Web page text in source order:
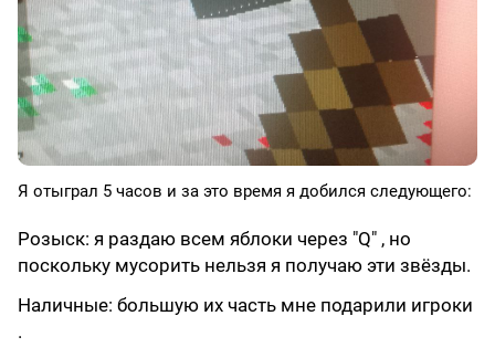
Я отыграл 5 часов и за это время я добился следующего:
Розыск: я раздаю всем яблоки через "Q" , но
поскольку мусорить нельзя я получаю эти звёзды.
Наличные: большую их часть мне подарили игроки
.